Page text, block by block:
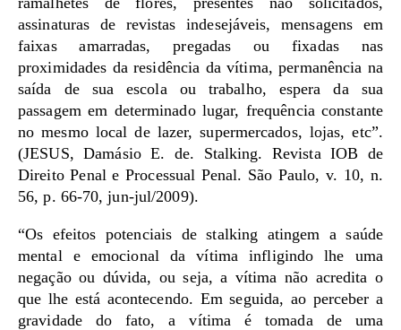
assinaturas de revistas indesejáveis, mensagens em
faixas amarradas, pregadas ou fixadas nas
proximidades da residência da vítima, permanência na
saída de sua escola ou trabalho, espera da sua
passagem em determinado lugar, frequência constante
no mesmo local de lazer, supermercados, lojas, etc”.
(JESUS, Damásio E. de. Stalking. Revista IOB de
Direito Penal e Processual Penal. São Paulo, v. 10, n.
56, p. 66-70, jun-jul/2009).
“Os efeitos potenciais de stalking atingem a saúde
mental e emocional da vítima infligindo lhe uma
negação ou dúvida, ou seja, a vítima não acredita o
que lhe está acontecendo. Em seguida, ao perceber a
gravidade do fato, a vítima é tomada de uma